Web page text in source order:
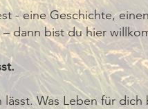
- eine Geschichte,
dann bist du hier
Was Leben für